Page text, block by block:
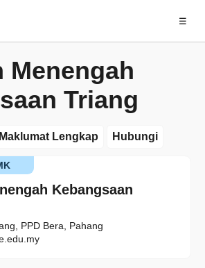
☰
Menengah
Triang
Maklumat Lengkap Hubungi
Kebangsaan
PPD Bera, Pahang